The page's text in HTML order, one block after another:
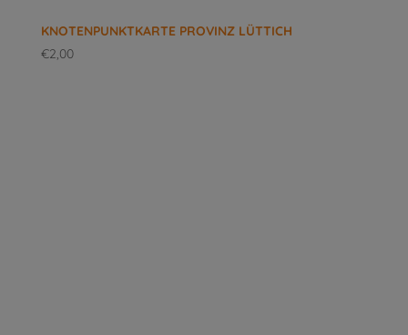
KNOTENPUNKTKARTE PROVINZ LÜTTICH
€2,00